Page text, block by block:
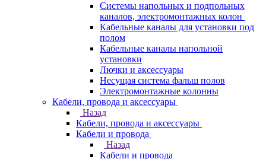
Системы напольных и подпольных
каналов, электромонтажных колон
Кабельные каналы для установки под
полом
Кабельные каналы напольной
установки
Лючки и аксессуары
Несущая система фальш полов
Электромонтажные колонны
Кабели, провода и аксессуары
Назад
Кабели, провода и аксессуары
Кабели и провода
Назад
Кабели и провода